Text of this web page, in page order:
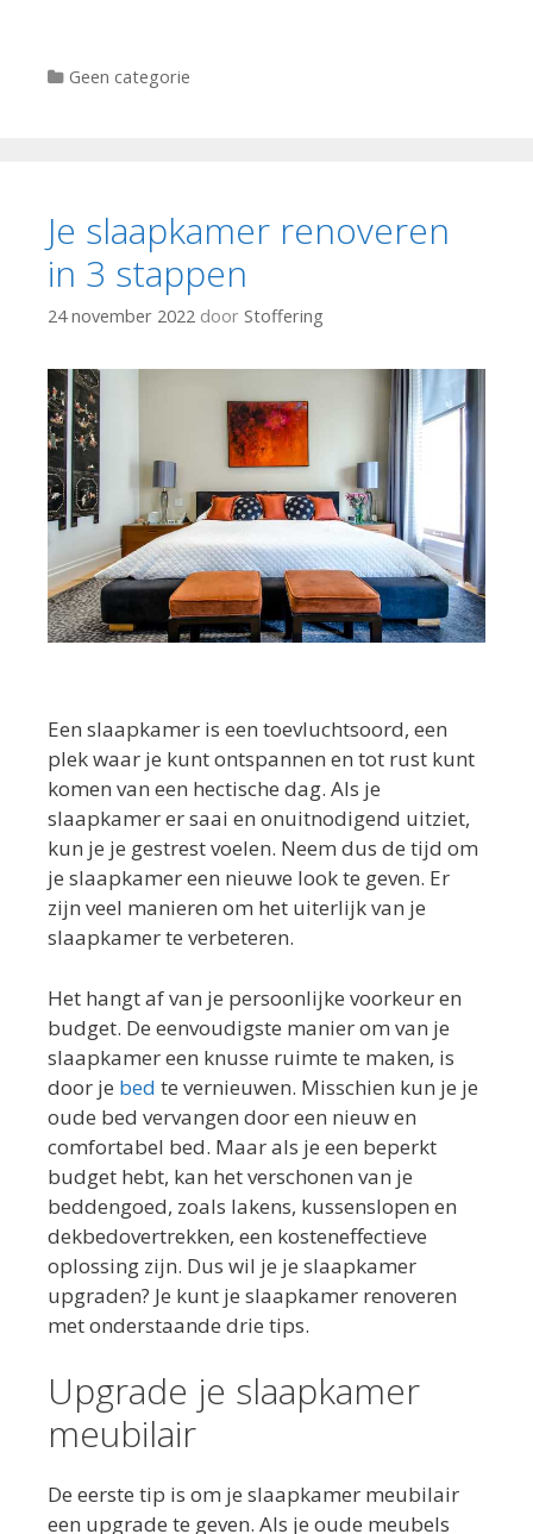
Categorieën
Geen categorie
Je slaapkamer renoveren
in 3 stappen
24 november 2022 door Stoffering
Een slaapkamer is een toevluchtsoord, een
plek waar je kunt ontspannen en tot rust kunt
komen van een hectische dag. Als je
slaapkamer er saai en onuitnodigend uitziet,
kun je je gestrest voelen. Neem dus de tijd om
je slaapkamer een nieuwe look te geven. Er
zijn veel manieren om het uiterlijk van je
slaapkamer te verbeteren.
Het hangt af van je persoonlijke voorkeur en
budget. De eenvoudigste manier om van je
slaapkamer een knusse ruimte te maken, is
door je bed te vernieuwen. Misschien kun je je
oude bed vervangen door een nieuw en
comfortabel bed. Maar als je een beperkt
budget hebt, kan het verschonen van je
beddengoed, zoals lakens, kussenslopen en
dekbedovertrekken, een kosteneffectieve
oplossing zijn. Dus wil je je slaapkamer
upgraden? Je kunt je slaapkamer renoveren
met onderstaande drie tips.
Upgrade je slaapkamer
meubilair
De eerste tip is om je slaapkamer meubilair
een upgrade te geven. Als je oude meubels